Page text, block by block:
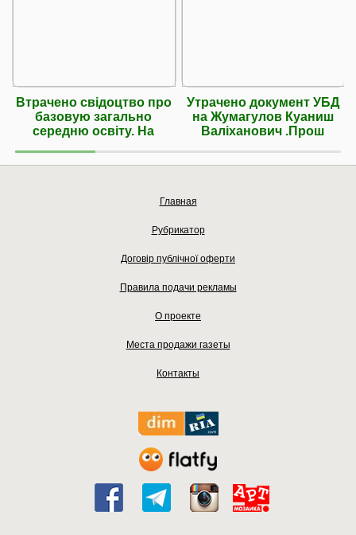
Втрачено свiдоцтво про
базовую загально
середню освiту. На
Утрачено документ УБД
на Жумагулов Куаниш
Валіханович .Прош
Главная
Рубрикатор
Договір публічної оферти
Правила подачи рекламы
О проекте
Места продажи газеты
Контакты